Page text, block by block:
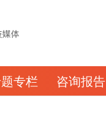
专栏 咨询报告